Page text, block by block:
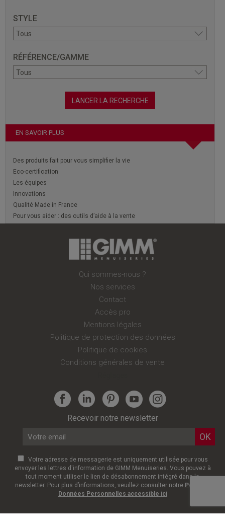
STYLE
RÉFÉRENCE/GAMME
EN SAVOIR PLUS
Des produits fait pour vous simplifier la vie
Eco-certification
Les équipes
Innovations
Qualité Made in France
Pour vous aider : des outils d’aide à la vente
Qui sommes-nous ?
Nos services
Contact
Accès pro
Mentions légales
Politique de protection des données
Politique de cookies
Conditions générales de vente
Recevoir notre newsletter
Votre adresse de messagerie est uniquement utilisée pour vous
envoyer les lettres d'information de GIMM Menuiseries. Vous pouvez à
tout moment utiliser le lien de désabonnement intégré dans la
newsletter. Pour plus d’informations, veuillez consulter notre Politique
Données Personnelles accessible ici